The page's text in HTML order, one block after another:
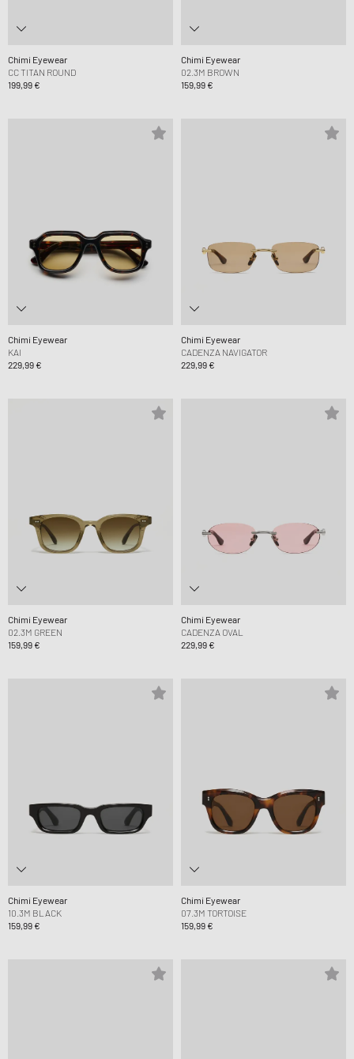
Chimi Eyewear
CC TITAN ROUND
199,99 €
Chimi Eyewear
02.3M BROWN
159,99 €
Chimi Eyewear
KAI
229,99 €
Chimi Eyewear
CADENZA NAVIGATOR
229,99 €
Chimi Eyewear
02.3M GREEN
159,99 €
Chimi Eyewear
CADENZA OVAL
229,99 €
Chimi Eyewear
10.3M BLACK
159,99 €
Chimi Eyewear
07.3M TORTOISE
159,99 €